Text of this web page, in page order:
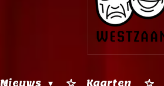
Nieuws Kaarten